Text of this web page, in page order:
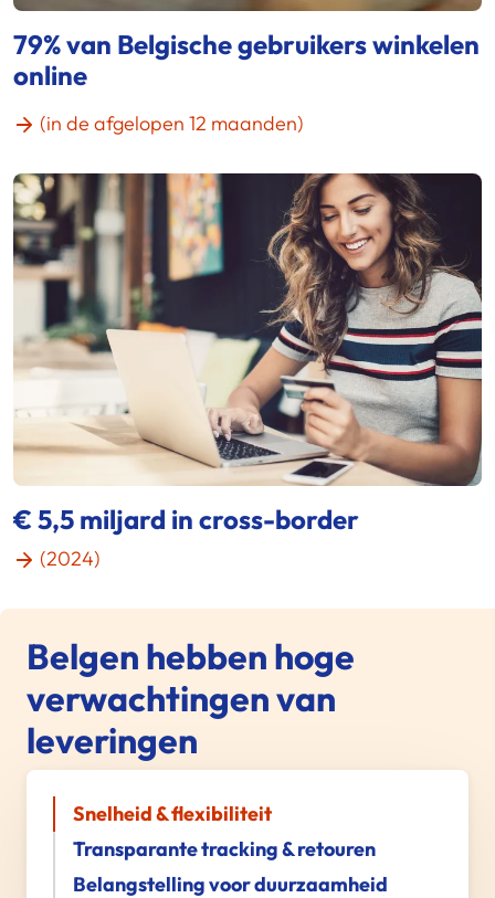
79% van Belgische gebruikers winkelen
online
(in de afgelopen 12 maanden)
€ 5,5 miljard in cross-border
(2024)
Belgen hebben hoge
verwachtingen van
leveringen
Snelheid & flexibiliteit
Transparante tracking & retouren
Belangstelling voor duurzaamheid